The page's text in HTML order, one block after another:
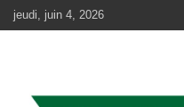
Aller
au
jeudi, juin 4, 2026